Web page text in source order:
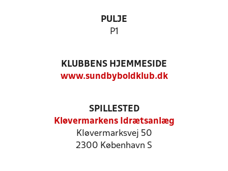
PULJE
P1
KLUBBENS HJEMMESIDE
www.sundbyboldklub.dk
SPILLESTED
Kløvermarkens Idrætsanlæg
Kløvermarksvej 50
2300 København S